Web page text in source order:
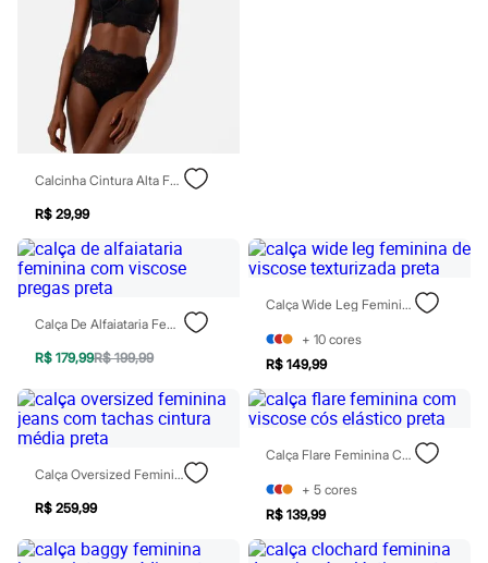
Hello Kitty
Homem Aranha
Minecraft
Naruto
Patrulha Canina
Sonic
Stitch
Beleza
Kits
Perfumes árabes
Novidades
Cabelos
Condicionador
Escovas e Pentes
Finalizadores
Tratamento
Cuidados com o corpo
Hidratante
Protetor solar
Tratamento
Cuidados com o rosto
Esfoliante
Hidratante
Protetor solar
Tônicos
Maquiagens
Base
Calcinha Cintura Alta Feminina De Renda Preta
R$ 29,99
Calça De Alfaiataria Feminina Com Viscose Pregas Preta
R$ 179,99R$ 199,99
Calça Wide Leg Feminina De Viscose Texturizada Preta
+ 10 cores
R$ 149,99
Calça Oversized Feminina Jeans Com Tachas Cintura Média Preta
R$ 259,99
Calça Flare Feminina Com Viscose Cós Elástico Preta
+ 5 cores
R$ 139,99